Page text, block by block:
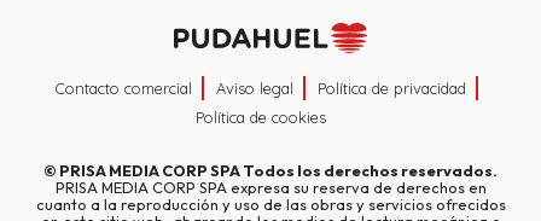
Contacto comercial Aviso legal
Política de privacidad
Política de cookies
© PRISA MEDIA CORP SPATodos los derechos reservados.
PRISA MEDIA CORP SPA expresa su reserva de derechos en
cuanto a la reproducción y uso de las obras y servicios ofrecidos